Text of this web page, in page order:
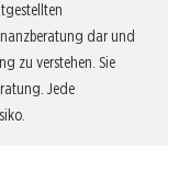
dar und
zu verstehen. Sie
Jede